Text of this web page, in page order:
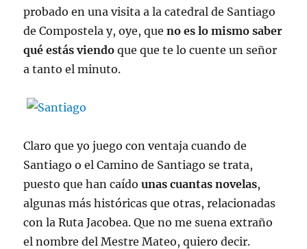
probado en una visita a la catedral de Santiago
de Compostela y, oye, queno es lo mismo saber
qué estás viendo que que te lo cuente un señor
a tanto el minuto.
Claro que yo juego con ventaja cuando de
Santiago o el Camino de Santiago se trata,
puesto que han caídounas cuantas novelas,
algunas más históricas que otras, relacionadas
con la Ruta Jacobea. Que no me suena extraño
el nombre del Mestre Mateo, quiero decir.